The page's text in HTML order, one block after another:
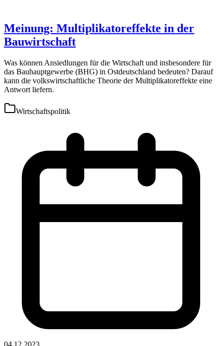
Meinung: Multiplikatoreffekte in der
Bauwirtschaft
Was können Ansiedlungen für die Wirtschaft und insbesondere für
das Bauhauptgewerbe (BHG) in Ostdeutschland bedeuten? Darauf
kann die volkswirtschaftliche Theorie der Multiplikatoreffekte eine
Antwort liefern.
Wirtschaftspolitik
04.12.2023